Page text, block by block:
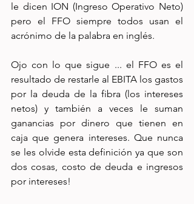
le dicen ION (Ingreso Operativo Neto)
pero el FFO siempre todos usan el
acrónimo de la palabra en inglés.
Ojo con lo que sigue ... el FFO es el
resultado de restarle al EBITA los gastos
por la deuda de la fibra (los intereses
netos) y también a veces le suman
ganancias por dinero que tienen en
caja que genera intereses. Que nunca
se les olvide esta definición ya que son
dos cosas, costo de deuda e ingresos
por intereses!